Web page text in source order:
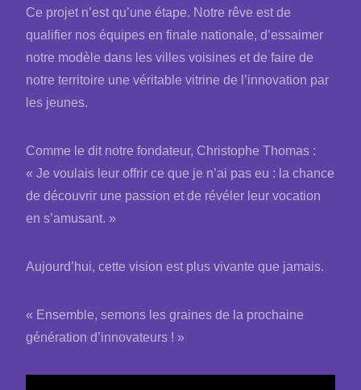
Ce projet n’est qu’une étape. Notre rêve est de
qualifier nos équipes en finale nationale, d’essaimer
notre modèle dans les villes voisines et de faire de
notre territoire une véritable vitrine de l’innovation par
les jeunes.
Comme le dit notre fondateur, Christophe Thomas :
« Je voulais leur offrir ce que je n’ai pas eu : la chance
de découvrir une passion et de révéler leur vocation
en s’amusant. »
Aujourd’hui, cette vision est plus vivante que jamais.
« Ensemble, semons les graines de la prochaine
génération d’innovateurs ! »